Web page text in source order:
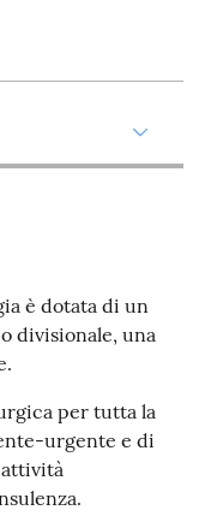
è dotata di un
divisionale, una
per tutta la
urgente e di